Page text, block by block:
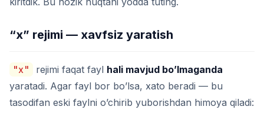
“x” rejimi — xavfsiz yaratish
"x" rejimi faqat fayl hali mavjud bo’lmaganda
yaratadi. Agar fayl bor bo’lsa, xato beradi — bu
tasodifan eski faylni o’chirib yuborishdan himoya qiladi: